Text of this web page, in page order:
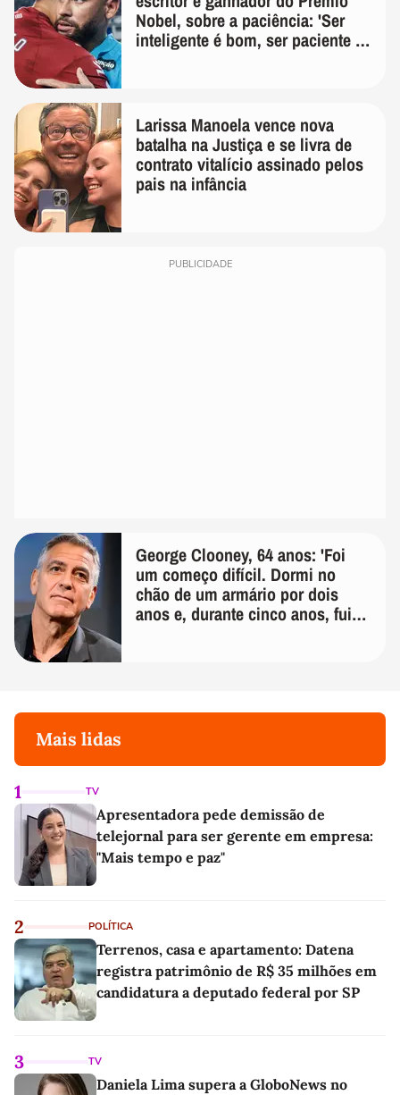
Nobel, sobre a paciência: 'Ser
inteligente é bom, ser paciente é
Larissa Manoela vence nova
batalha na Justiça e se livra de
contrato vitalício assinado pelos
pais na infância
PUBLICIDADE
George Clooney, 64 anos: 'Foi
um começo difícil. Dormi no
chão de um armário por dois
anos e, durante cinco anos, fui
Mais lidas
1 TV
Apresentadora pede demissão de
telejornal para ser gerente em empresa:
"Mais tempo e paz"
2 POLÍTICA
Terrenos, casa e apartamento: Datena
registra patrimônio de R$ 35 milhões em
candidatura a deputado federal por SP
3 TV
Daniela Lima supera a GloboNews no